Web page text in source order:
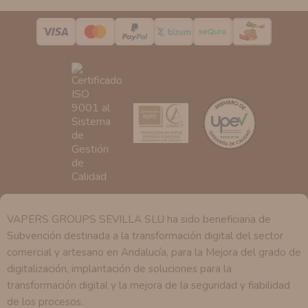
pedimos.
Derechos:
Tiene derecho a saber qué información
tenemos sobre usted, corregirla y eliminarla, tal y como
se explica en la información adicional disponible en
nuestra página web.
VAPERS GROUPS SEVILLA SLU ha sido beneficiaria de
Subvención destinada a la transformación digital del sector
comercial y artesano en Andalucía, para la Mejora del grado de
digitalización, implantación de soluciones para la
transformación digital y la mejora de la seguridad y fiabilidad
de los procesos.